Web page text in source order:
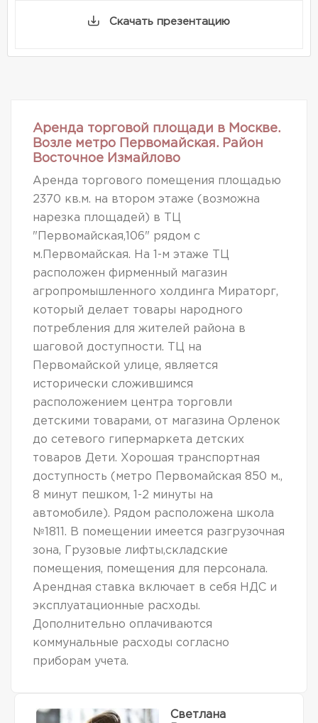
Скачать презентацию
Аренда торговой площади в Москве.
Возле метро Первомайская. Район
Восточное Измайлово
Аренда торгового помещения площадью
2370 кв.м. на втором этаже (возможна
нарезка площадей) в ТЦ
"Первомайская,106" рядом с
м.Первомайская. На 1-м этаже ТЦ
расположен фирменный магазин
агропромышленного холдинга Мираторг,
который делает товары народного
потребления для жителей района в
шаговой доступности. ТЦ на
Первомайской улице, является
исторически сложившимся
расположением центра торговли
детскими товарами, от магазина Орленок
до сетевого гипермаркета детских
товаров Дети. Хорошая транспортная
доступность (метро Первомайская 850 м.,
8 минут пешком, 1-2 минуты на
автомобиле). Рядом расположена школа
№1811. В помещении имеется разгрузочная
зона, Грузовые лифты,складские
помещения, помещения для персонала.
Арендная ставка включает в себя НДС и
эксплуатационные расходы.
Дополнительно оплачиваются
коммунальные расходы согласно
приборам учета.
Светлана